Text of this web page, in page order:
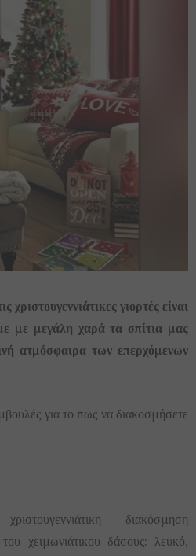
χριστουγεννιάτικες γιορτές είναι
με μεγάλη χαρά τα σπίτια μας
ατμόσφαιρα των επερχόμενων
για το πως να διακοσμήσετε
διακόσμηση
χειμωνιάτικου δάσους: λευκό,